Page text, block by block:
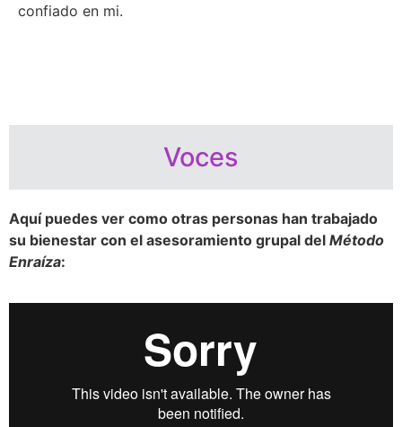
confiado en mi.
Voces
Aquí puedes ver como otras personas han trabajado
su bienestar con el asesoramiento grupal del Método
Enraíza: